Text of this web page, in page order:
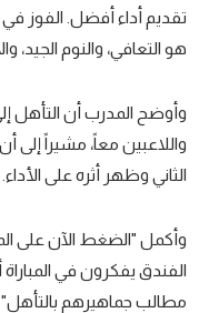
ركن الألعاب
Gamers
ميركاتو
تقرير في الجول
تحليل في الجول
تقديم أداء أفضل. الفوز في
هو التعافي، والنوم الجيد،
وأوضح المدرب أن التأهل
واللاعبين معاً، مشيراً
الثاني وظهر أثره على الأداء.
الفندق يفكرون في
مطالب جماهيرهم بالتأهل".